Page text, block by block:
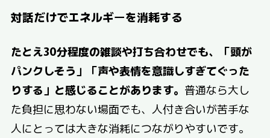
対話だけでエネルギーを消耗する
たとえ30分程度の雑談や打ち合わせでも、「頭が
パンクしそう」「声や表情を意識しすぎてぐった
りする」と感じることがあります。 普通なら大し
た負担に思わない場面でも、人付き合いが苦手な
人にとっては大きな消耗につながりやすいです。